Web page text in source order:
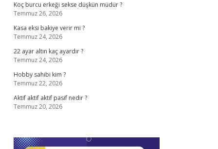
Koç burcu erkeği sekse düşkün müdür ?
Temmuz 26, 2026
Kasa eksi bakiye verir mi ?
Temmuz 24, 2026
22 ayar altın kaç ayardır ?
Temmuz 24, 2026
Hobby sahibi kim ?
Temmuz 22, 2026
Aktif aktif aktif pasif nedir ?
Temmuz 20, 2026